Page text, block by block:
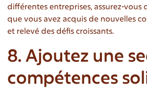
différentes entreprises, assurez-vous
que vous avez acquis de nouvelles
et relevé des défis croissants.
8. Ajoutez une
compétences